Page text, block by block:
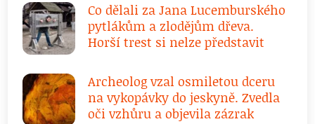
Co dělali za Jana Lucemburského
pytlákům a zlodějům dřeva.
Horší trest si nelze představit
Archeolog vzal osmiletou dceru
na vykopávky do jeskyně. Zvedla
oči vzhůru a objevila zázrak